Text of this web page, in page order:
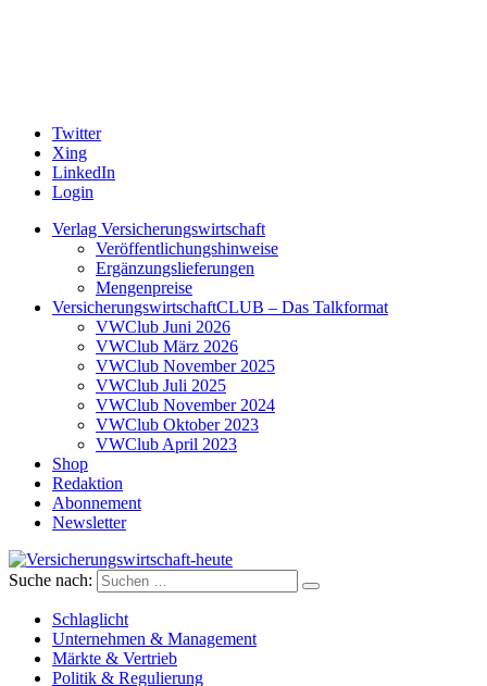
Twitter
Xing
LinkedIn
Login
Verlag Versicherungswirtschaft
Veröffentlichungshinweise
Ergänzungslieferungen
Mengenpreise
VersicherungswirtschaftCLUB – Das Talkformat
VWClub Juni 2026
VWClub März 2026
VWClub November 2025
VWClub Juli 2025
VWClub November 2024
VWClub Oktober 2023
VWClub April 2023
Shop
Redaktion
Abonnement
Newsletter
Versicherungswirtschaft-heute
Suche nach:
Schlaglicht
Unternehmen & Management
Märkte & Vertrieb
Politik & Regulierung